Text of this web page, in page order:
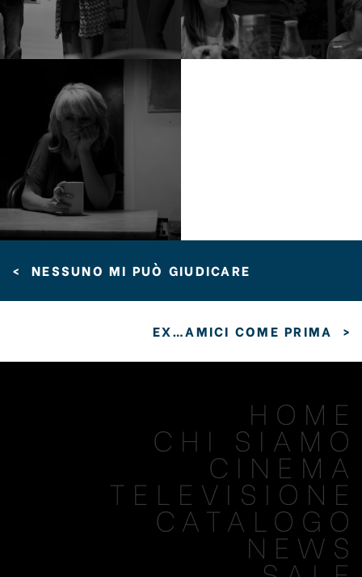
< NESSUNO MI PUÒ GIUDICARE
EX…AMICI COME PRIMA >
HOME
CHI SIAMO
CINEMA
TELEVISIONE
CATALOGO
NEWS